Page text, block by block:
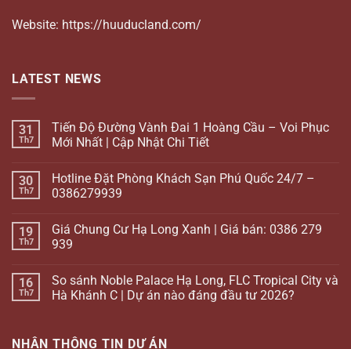
Website: https://huuducland.com/
LATEST NEWS
31
Th7
Tiến Độ Đường Vành Đai 1 Hoàng Cầu – Voi Phục
Mới Nhất | Cập Nhật Chi Tiết
30
Th7
Hotline Đặt Phòng Khách Sạn Phú Quốc 24/7 –
0386279939
19
Th7
Giá Chung Cư Hạ Long Xanh | Giá bán: 0386 279
939
16
Th7
So sánh Noble Palace Hạ Long, FLC Tropical City và
Hà Khánh C | Dự án nào đáng đầu tư 2026?
NHẬN THÔNG TIN DỰ ÁN